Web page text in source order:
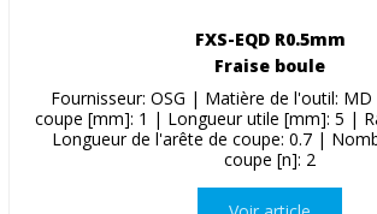
FXS-EQD R0.5mm
Fraise boule
Fournisseur: OSG | Matière de l'outil:
coupe [mm]: 1 | Longueur utile [mm]: 5 |
Longueur de l'arête de coupe: 0.7 |
coupe [n]: 2